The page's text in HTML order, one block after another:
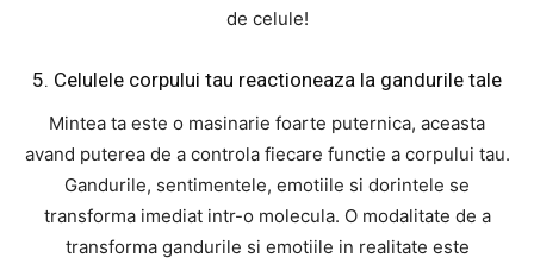
de celule!
5. Celulele corpului tau reactioneaza la gandurile tale
Mintea ta este o masinarie foarte puternica, aceasta
avand puterea de a controla fiecare functie a corpului tau.
Gandurile, sentimentele, emotiile si dorintele se
transforma imediat intr-o molecula. O modalitate de a
transforma gandurile si emotiile in realitate este